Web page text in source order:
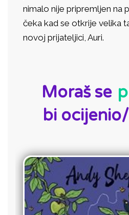
nimalo nije pripremljen na
čeka kad se otkrije velika
novoj prijateljici, Auri.
Moraš se
bi